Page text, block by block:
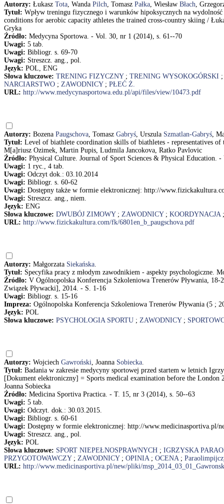
Autorzy: Łukasz Tota, Wanda Pilch, Tomasz Pałka, Wiesław Błach,
Tytuł: Wpływ treningu fizycznego i warunków hipoksycznych na
conditions for aerobic capacity athletes the trained cross-country skiing /
Gryka
Źródło: Medycyna Sportowa. - Vol. 30, nr 1 (2014), s. 61--70
Uwagi: 5 tab.
Uwagi: Bibliogr. s. 69-70
Uwagi: Streszcz. ang., pol.
Język: POL, ENG
Słowa kluczowe: TRENING FIZYCZNY; TRENING WYSOKOGÓRSKI
NARCIARSTWO ; ZAWODNICY; PŁEĆ Ż.
URL: http://www.medycynasportowa.edu.pl/api/files/view/10473.pdf
Autorzy: Bozena Paugschova, Tomasz Gabryś, Urszula Szmatlan-Gabryś,
Tytuł: Level of biathlete coordination skills of biathletes - representatives of
M[a]riusz Ozimek, Martin Pupis, Ludmila Jancokova, Ratko Pavlovic
Źródło: Physical Culture. Journal of Sport Sciences & Physical Education.
Uwagi: 1 ryc., 4 tab.
Uwagi: Odczyt dok.: 03.10.2014
Uwagi: Bibliogr. s. 60-62
Uwagi: Dostępny także w formie elektronicznej: http://
Uwagi: Streszcz. ang., niem.
Język: ENG
Słowa kluczowe: DWUBÓJ ZIMOWY; ZAWODNICY; KOORDYNACJA
URL: http://www.fizickakultura.com/fk/6801en_b_paugschova.pdf
Autorzy: Małgorzata Siekańska.
Tytuł: Specyfika pracy z młodym zawodnikiem - aspekty psychologiczne.
Źródło: V Ogólnopolska Konferencja Szkoleniowa Trenerów Pływania,
Związek Pływacki], 2014. - S. 1-16
Uwagi: Bibliogr. s. 15-16
Impreza: Ogólnopolska Konferencja Szkoleniowa Trenerów Pływania (5 ;
Język: POL
Słowa kluczowe: PSYCHOLOGIA SPORTU ; ZAWODNICY;
Autorzy: Wojciech Gawroński, Joanna Sobiecka.
Tytuł: Badania w zakresie medycyny sportowej przed startem w letnich
[Dokument elektroniczny] = Sports medical examination before the London
Joanna Sobiecka
Źródło: Medicina Sportiva Practica. - T. 15, nr 3 (2014), s. 50--63
Uwagi: 5 tab.
Uwagi: Odczyt. dok.: 30.03.2015.
Uwagi: Bibliogr. s. 60-61
Uwagi: Dostępny w formie elektronicznej: http://www.medicinasportiva.pl/
Uwagi: Streszcz. ang., pol.
Język: POL
Słowa kluczowe: SPORT NIEPEŁNOSPRAWNYCH ; IGRZYSKA
PRZYGOTOWAWCZY; ZAWODNICY; OPINIA; OCENA;
URL: http://www.medicinasportiva.pl/new/pliki/